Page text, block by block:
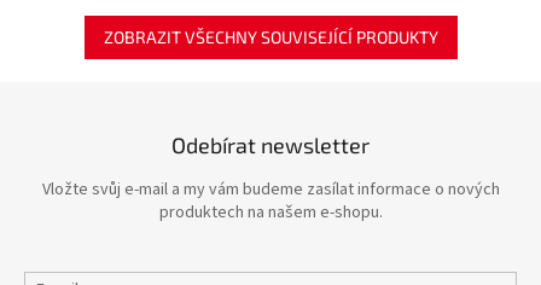
ZOBRAZIT VŠECHNY SOUVISEJÍCÍ PRODUKTY
Odebírat newsletter
Vložte svůj e-mail a my vám budeme zasílat informace o nových
produktech na našem e-shopu.